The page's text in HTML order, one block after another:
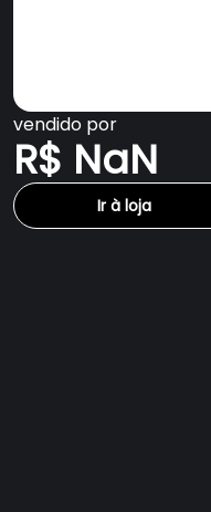
vendido por
R$ NaN
Ir à loja